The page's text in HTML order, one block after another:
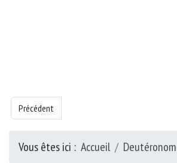
Article précédent : Livre de la Deutéronome -
Précédent
Vous êtes ici : Accueil